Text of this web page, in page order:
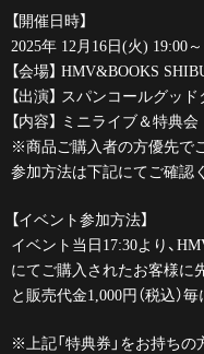
【開催日時】
2025年 12月16日(火) 19:00～
【会場】 HMV&BOOKS
【出演】 スパンコールグッ
【内容】 ミニライブ＆特典会
※商品ご購入者の方優先で
参加方法は下記にてご確認
【イベント参加方法】
イベント当日17:30より、
にてご購入されたお客様に先
と販売代金1,000円（税込）
※上記「特典券」をお持ちの